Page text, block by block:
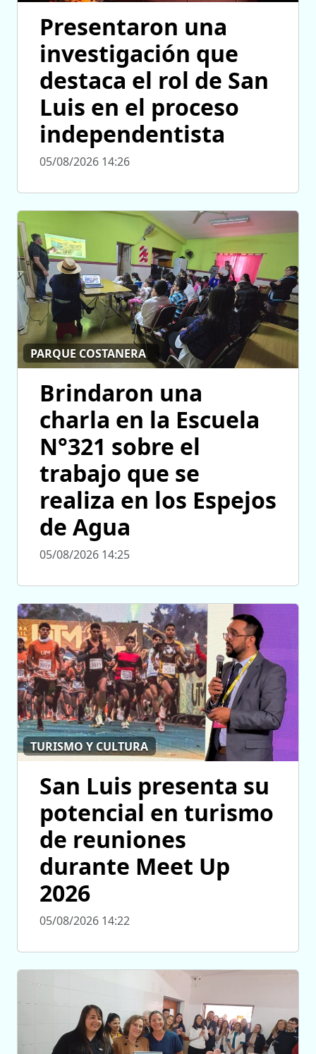
Presentaron una
investigación que
destaca el rol de San
Luis en el proceso
independentista
05/08/2026 14:26
PARQUE COSTANERA
Brindaron una
charla en la Escuela
N°321 sobre el
trabajo que se
realiza en los Espejos
de Agua
05/08/2026 14:25
TURISMO Y CULTURA
San Luis presenta su
potencial en turismo
de reuniones
durante Meet Up
2026
05/08/2026 14:22